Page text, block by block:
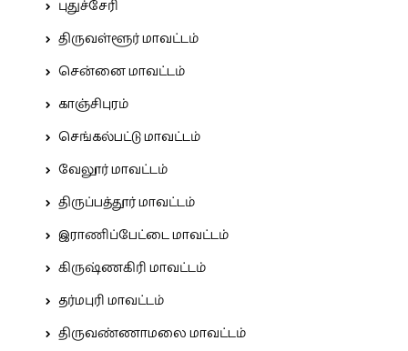
புதுச்சேரி
திருவள்ளூர் மாவட்டம்
சென்னை மாவட்டம்
காஞ்சிபுரம்
செங்கல்பட்டு மாவட்டம்
வேலூர் மாவட்டம்
திருப்பத்தூர் மாவட்டம்
இராணிப்பேட்டை மாவட்டம்
கிருஷ்ணகிரி மாவட்டம்
தர்மபுரி மாவட்டம்
திருவண்ணாமலை மாவட்டம்